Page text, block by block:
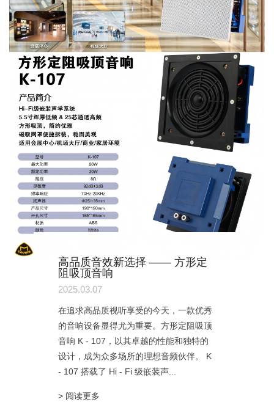
高品质音效新选择 —— 方形定
阻吸顶音响
2025.03.07
在追求高品质视听享受的今天，一款优秀
的音响设备显得尤为重要。方形定阻吸顶
音响 K - 107，以其卓越的性能和独特的
设计，成为众多场所的理想音频伙伴。 K
- 107 搭载了 Hi - Fi 级嵌装声...
> 阅读更多